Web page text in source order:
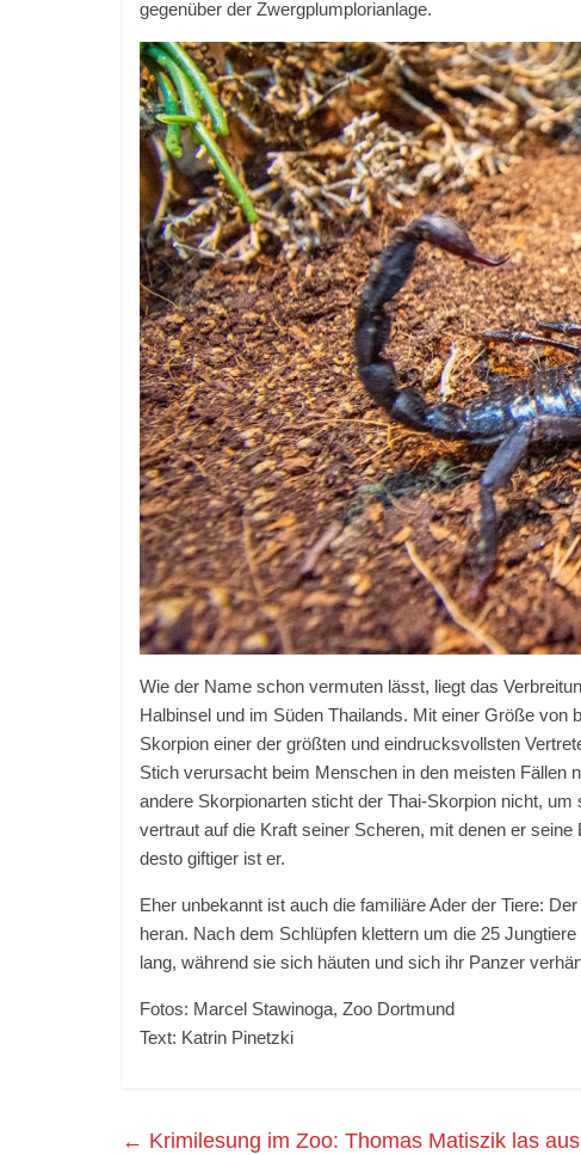
gegenüber der Zwergplumplorianlage.
Wie der Name schon vermuten lässt, liegt das
Halbinsel und im Süden Thailands. Mit einer Größe
Skorpion einer der größten und eindrucksvollsten
Stich verursacht beim Menschen in den meisten Fällen
andere Skorpionarten sticht der Thai-Skorpion nicht,
vertraut auf die Kraft seiner Scheren, mit denen er
desto giftiger ist er.
Eher unbekannt ist auch die familiäre Ader der Tiere:
heran. Nach dem Schlüpfen klettern um die 25
lang, während sie sich häuten und sich ihr Panzer
Fotos: Marcel Stawinoga, Zoo Dortmund
Text: Katrin Pinetzki
← Krimilesung im Zoo: Thomas Matiszik las